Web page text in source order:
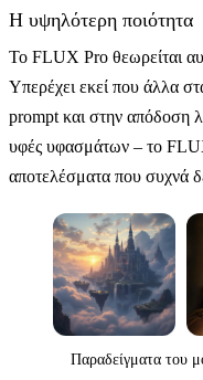
Η υψηλότερη ποιότητα
Το FLUX Pro θεωρείται
Υπερέχει εκεί που άλλα
prompt και στην απόδοση
υφές υφασμάτων – το
αποτελέσματα που συχνά
Παραδείγματα του